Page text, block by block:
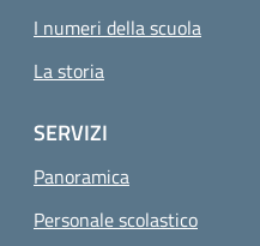
I numeri della scuola
La storia
SERVIZI
Panoramica
Personale scolastico